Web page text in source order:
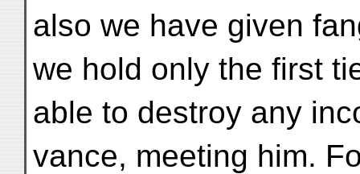
also we have given
we hold only the first
able to destroy any
vance, meeting him.